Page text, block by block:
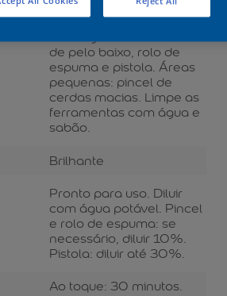
Balance
de pelo baixo, rolo de
espuma e pistola. Áreas
pequenas: pincel de
cerdas macias. Limpe as
ferramentas com água e
sabão.
Brilhante
Pronto para uso. Diluir
com água potável. Pincel
e rolo de espuma: se
necessário, diluir 10%.
Pistola: diluir até 30%.
Ao toque: 30 minutos.